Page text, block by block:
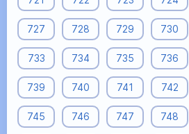
727 728 729 730
733 734 735 736
739 740 741 742
745 746 747 748